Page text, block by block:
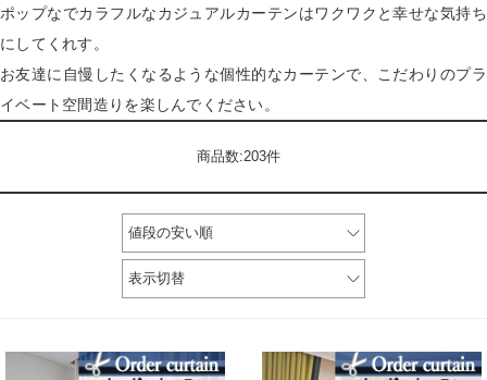
ポップなでカラフルなカジュアルカーテンはワクワクと幸せな気持ち
にしてくれす。
お友達に自慢したくなるような個性的なカーテンで、こだわりのプラ
イベート空間造りを楽しんでください。
商品数:203件
値段の安い順
表示切替